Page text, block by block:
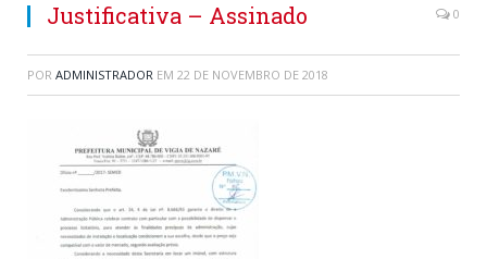
Justificativa – Assinado 0
POR ADMINISTRADOR EM 22 DE NOVEMBRO DE 2018